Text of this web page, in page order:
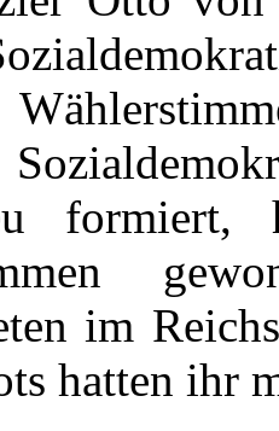
formiert,
im
hatten ihr